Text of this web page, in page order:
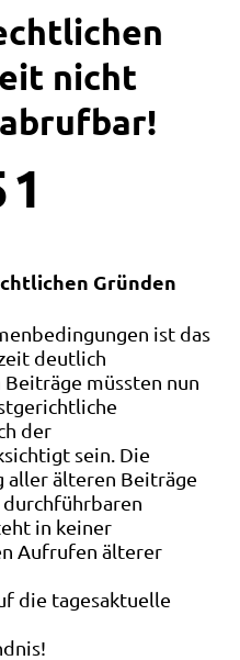
nicht
1
Gründen
ist das
deutlich
müssten nun
der
sein. Die
älteren Beiträge
in keiner
Aufrufen älterer
die tagesaktuelle